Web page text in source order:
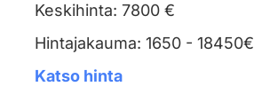
Keskihinta: 7800 €
Hintajakauma: 1650 - 18450€
Katso hinta